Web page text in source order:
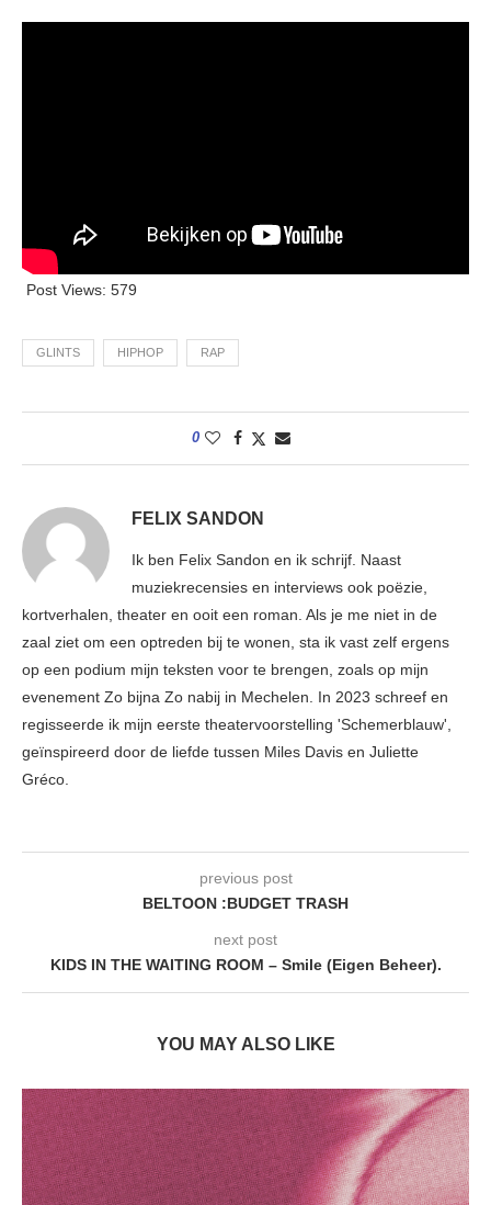
Post Views: 579
GLINTS HIPHOP RAP
0
FELIX SANDON
Ik ben Felix Sandon en ik schrijf. Naast
muziekrecensies en interviews ook poëzie,
kortverhalen, theater en ooit een roman. Als je me niet in de
zaal ziet om een optreden bij te wonen, sta ik vast zelf ergens
op een podium mijn teksten voor te brengen, zoals op mijn
evenement Zo bijna Zo nabij in Mechelen. In 2023 schreef en
regisseerde ik mijn eerste theatervoorstelling 'Schemerblauw',
geïnspireerd door de liefde tussen Miles Davis en Juliette
Gréco.
previous post
BELTOON :BUDGET TRASH
next post
KIDS IN THE WAITING ROOM – Smile (Eigen Beheer).
YOU MAY ALSO LIKE